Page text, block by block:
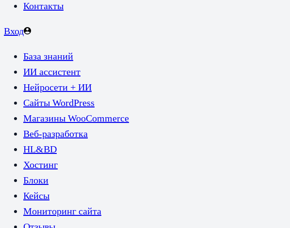
Контакты
Вход
База знаний
ИИ ассистент
Нейросети + ИИ
Сайты WordPress
Магазины WooCommerce
Веб-разработка
HL&BD
Хостинг
Блоки
Кейсы
Мониторинг сайта